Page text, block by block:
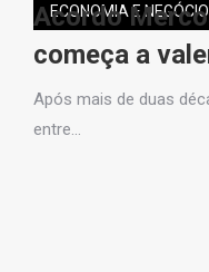
ECONOMIA E
Acordo
começa a
Após mais de duas
entre…